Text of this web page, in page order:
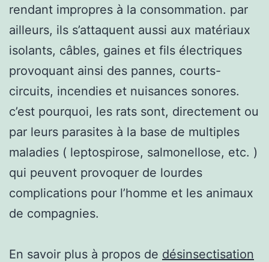
rendant impropres à la consommation. par
ailleurs, ils s’attaquent aussi aux matériaux
isolants, câbles, gaines et fils électriques
provoquant ainsi des pannes, courts-
circuits, incendies et nuisances sonores.
c’est pourquoi, les rats sont, directement ou
par leurs parasites à la base de multiples
maladies ( leptospirose, salmonellose, etc. )
qui peuvent provoquer de lourdes
complications pour l’homme et les animaux
de compagnies.
En savoir plus à propos de désinsectisation